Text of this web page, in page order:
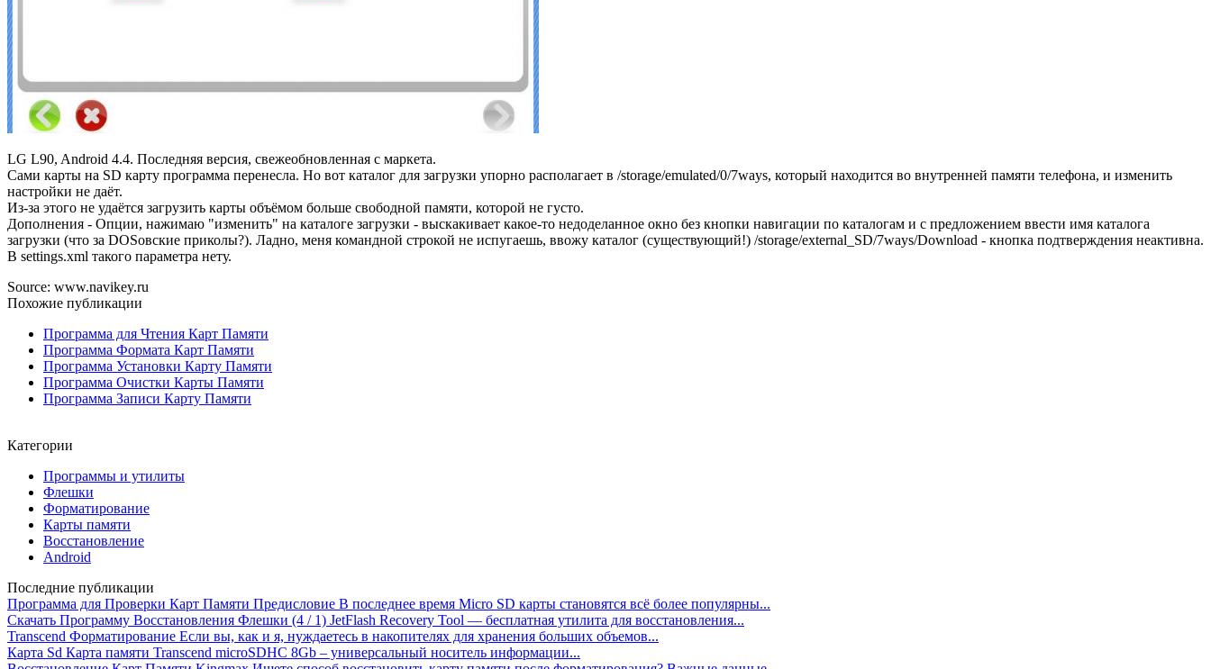
LG L90, Android 4.4. Последняя версия, свежеобновленная с маркета.
Сами карты на SD карту программа перенесла. Но вот каталог для загрузки упорно располагает в /storage/emulated/0/7ways, который находится во внутренней памяти телефона, и изменить
настройки не даёт.
Из-за этого не удаётся загрузить карты объёмом больше свободной памяти, которой не густо.
Дополнения - Опции, нажимаю "изменить" на каталоге загрузки - выскакивает какое-то недоделанное окно без кнопки навигации по каталогам и с предложением ввести имя каталога
загрузки (что за DOSовские приколы?). Ладно, меня командной строкой не испугаешь, ввожу каталог (существующий!) /storage/external_SD/7ways/Download - кнопка подтверждения неактивна.
В settings.xml такого параметра нету.
Source: www.navikey.ru
Похожие публикации
Программа для Чтения Карт Памяти
Программа Формата Карт Памяти
Программа Установки Карту Памяти
Программа Очистки Карты Памяти
Программа Записи Карту Памяти
Категории
Программы и утилиты
Флешки
Форматирование
Карты памяти
Восстановление
Android
Последние публикации
Программа для Проверки Карт Памяти Предисловие В последнее время Micro SD карты становятся всё более популярны...
Скачать Программу Восстановления Флешки (4 / 1) JetFlash Recovery Tool — бесплатная утилита для восстановления...
Transcend Форматирование Если вы, как и я, нуждаетесь в накопителях для хранения больших объемов...
Карта Sd Карта памяти Transcend microSDHC 8Gb – универсальный носитель информации...